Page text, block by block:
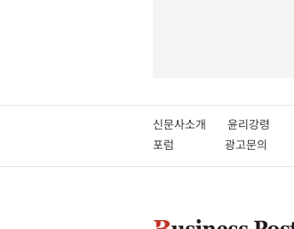
신문사소개 윤리강령
포럼
광고문의